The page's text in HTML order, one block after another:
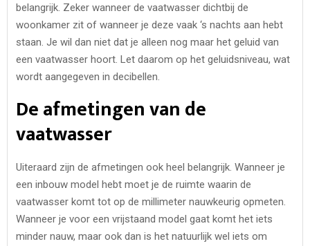
belangrijk. Zeker wanneer de vaatwasser dichtbij de
woonkamer zit of wanneer je deze vaak ‘s nachts aan hebt
staan. Je wil dan niet dat je alleen nog maar het geluid van
een vaatwasser hoort. Let daarom op het geluidsniveau, wat
wordt aangegeven in decibellen.
De afmetingen van de
vaatwasser
Uiteraard zijn de afmetingen ook heel belangrijk. Wanneer je
een inbouw model hebt moet je de ruimte waarin de
vaatwasser komt tot op de millimeter nauwkeurig opmeten.
Wanneer je voor een vrijstaand model gaat komt het iets
minder nauw, maar ook dan is het natuurlijk wel iets om